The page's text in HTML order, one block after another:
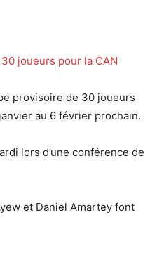
provisoire de 30 joueurs
au 6 février prochain.
lors d’une conférence de
et Daniel Amartey font